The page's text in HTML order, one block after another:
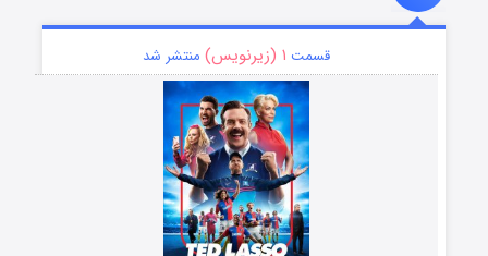
قسمت ۱ (زیرنویس) منتشر شد